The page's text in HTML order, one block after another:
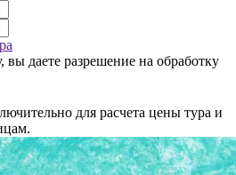
даете разрешение на обработку
для расчета цены тура и